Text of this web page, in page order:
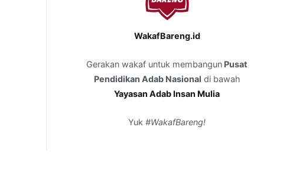
WakafBareng.id
Gerakan wakaf untuk membangun Pusat
Pendidikan Adab Nasional di bawah
Yayasan Adab Insan Mulia
Yuk #WakafBareng!